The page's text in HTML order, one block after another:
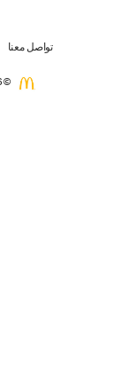
تواصل معنا
© 2026 ماكدونالدز. جميع الحقوق محفوظة.